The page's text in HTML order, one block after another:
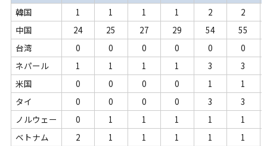
韓国 1 1 1 1 2
2
中国
24 25 27 29 54
55
台湾
0 0 0 0 0
0
ネパール
1 1 1 1 3
3
米国
0 0 0 0 1
1
タイ
0 0 0 0 3
3
ノルウェー
0 1 1 1 1
1
ベトナム
2 1 1 1 1
1